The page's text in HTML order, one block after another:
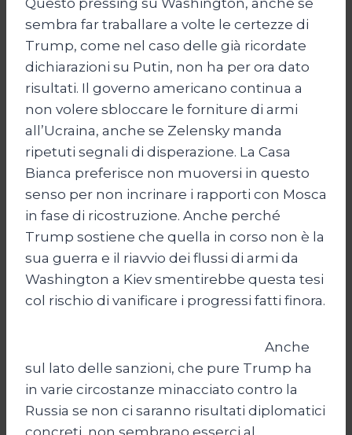
sembra far traballare a volte le certezze di
Trump, come nel caso delle già ricordate
dichiarazioni su Putin, non ha per ora dato
risultati. Il governo americano continua a
non volere sbloccare le forniture di armi
all’Ucraina, anche se Zelensky manda
ripetuti segnali di disperazione. La Casa
Bianca preferisce non muoversi in questo
senso per non incrinare i rapporti con Mosca
in fase di ricostruzione. Anche perché
Trump sostiene che quella in corso non è la
sua guerra e il riavvio dei flussi di armi da
Washington a Kiev smentirebbe questa tesi
col rischio di vanificare i progressi fatti finora.
Anche
sul lato delle sanzioni, che pure Trump ha
in varie circostanze minacciato contro la
Russia se non ci saranno risultati diplomatici
concreti, non sembrano esserci al